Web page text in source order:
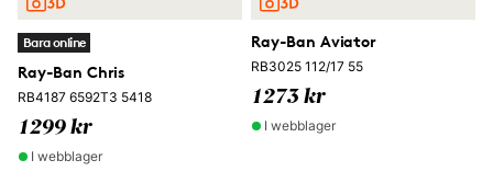
Bara online
Ray-Ban Chris
RB4187 6592T3 5418
1299 kr
I webblager
Ray-Ban Aviator
RB3025 112/17 55
1273 kr
I webblager